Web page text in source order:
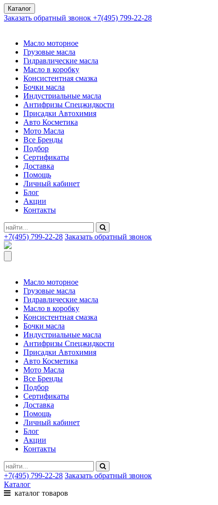
Каталог
Заказать обратный звонок +7(495) 799-22-28
Масло моторное
Грузовые масла
Гидравлические масла
Масло в коробку
Консистентная смазка
Бочки масла
Индустриальные масла
Антифризы Спецжидкости
Присадки Автохимия
Авто Косметика
Мото Масла
Все Бренды
Подбор
Сертификаты
Доставка
Помощь
Личный кабинет
Блог
Акции
Контакты
+7(495) 799-22-28 Заказать обратный звонок
Масло моторное
Грузовые масла
Гидравлические масла
Масло в коробку
Консистентная смазка
Бочки масла
Индустриальные масла
Антифризы Спецжидкости
Присадки Автохимия
Авто Косметика
Мото Масла
Все Бренды
Подбор
Сертификаты
Доставка
Помощь
Личный кабинет
Блог
Акции
Контакты
+7(495) 799-22-28 Заказать обратный звонок
Каталог
каталог товаров